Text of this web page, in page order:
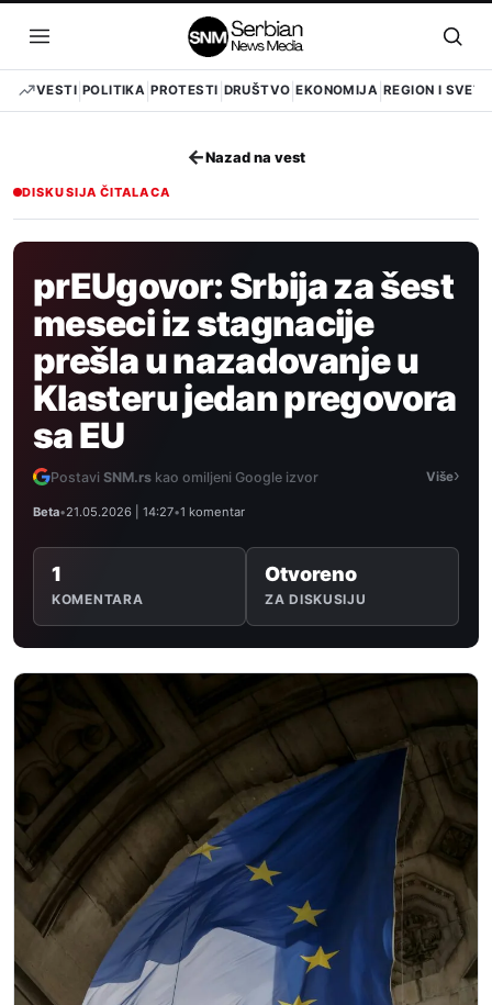
sadržaj
Otvori
meni
VESTI POLITIKA PROTESTI DRUŠTVO EKONOMIJA REGION I SVET
←Nazad na vest
DISKUSIJA ČITALACA
prEUgovor: Srbija za šest
meseci iz stagnacije
prešla u nazadovanje u
Klasteru jedan pregovora
sa EU
Postavi SNM.rs kao omiljeni Google izvor Više›
Beta•21.05.2026 | 14:27•1 komentar
1
KOMENTARA
Otvoreno
ZA DISKUSIJU